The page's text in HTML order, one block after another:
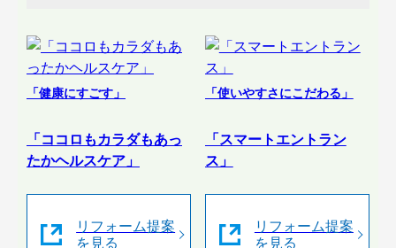
「健康にすごす」
「ココロもカラダもあっ
たかヘルスケア」
リフォーム提案
を見る
「使いやすさにこだわる」
「スマートエントラン
ス」
リフォーム提案
を見る